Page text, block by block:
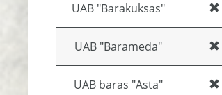
UAB "Barakuksas"
UAB "Barameda"
UAB baras "Asta"